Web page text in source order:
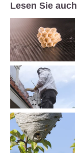
Lesen Sie auch